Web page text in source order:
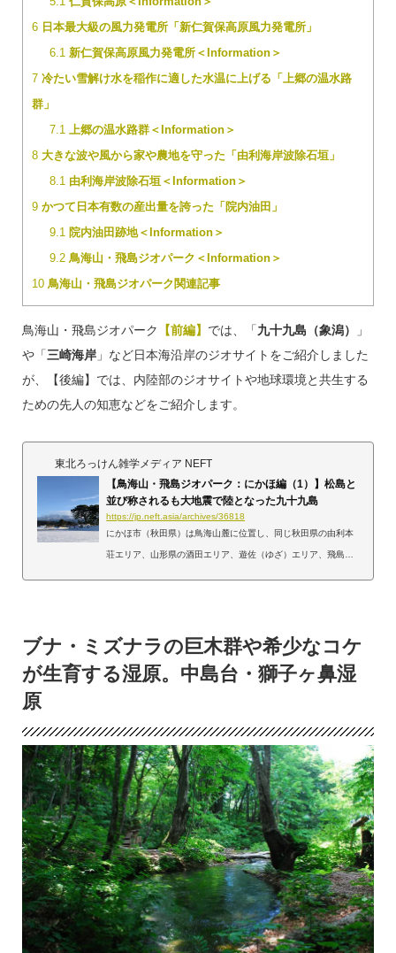
6日本最大級の風力発電所「新仁賀保高原風力発電所」
6.1新仁賀保高原風力発電所＜Information＞
7冷たい雪解け水を稲作に適した水温に上げる「上郷の温水路
群」
7.1上郷の温水路群＜Information＞
8大きな波や風から家や農地を守った「由利海岸波除石垣」
8.1由利海岸波除石垣＜Information＞
9かつて日本有数の産出量を誇った「院内油田」
9.1院内油田跡地＜Information＞
9.2鳥海山・飛島ジオパーク＜Information＞
10鳥海山・飛島ジオパーク関連記事
鳥海山・飛島ジオパーク 【前編】 では、「九十九島（象潟）
」
や「三崎海岸」など日本海沿岸のジオサイトをご紹介しました
が、【後編】では、内陸部のジオサイトや地球環境と共生する
ための先人の知恵などをご紹介します。
東北ろっけん雑学メディア NEFT
【鳥海山・飛島ジオパーク：にかほ編（1）】松島と
並び称されるも大地震で陸となった九十九島
https://jp.neft.asia/archives/36818
にかほ市（秋田県）は鳥海山麓に位置し、同じ秋田県の由利本
荘エリア、山形県の酒田エリア、遊佐（ゆざ）エリア、飛島
ば、地層・岩石・地形・火山・断層などを含む自然豊かな公園
付くことに始まり、生態系や人々の暮らしとのかかわりまでを
ブナ・ミズナラの巨木群や希少なコケ
が生育する湿原。中島台・獅子ヶ鼻湿
原